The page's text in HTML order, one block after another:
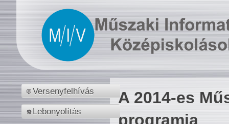
Versenyfelhívás
Lebonyolítás
A 2014-es
programja